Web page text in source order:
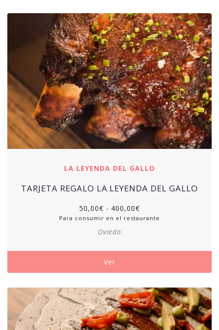
LA LEYENDA DEL GALLO
TARJETA REGALO LA LEYENDA DEL GALLO
50,00€ - 400,00€
Para consumir en el restaurante
Oviedo
Ver